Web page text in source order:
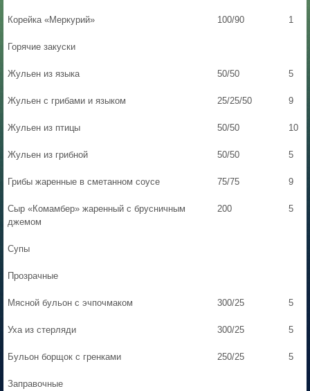
Корейка «Меркурий» 100/90 1
Горячие закуски
Жульен из языка 50/50 5
Жульен с грибами и языком 25/25/50 9
Жульен из птицы 50/50 10
Жульен из грибной 50/50 5
Грибы жаренные в сметанном соусе 75/75 9
Сыр «Комамбер» жаренный с брусничным
джемом
200 5
Супы
Прозрачные
Мясной бульон с эчпочмаком 300/25 5
Уха из стерляди 300/25 5
Бульон борщок с гренками 250/25 5
Заправочные